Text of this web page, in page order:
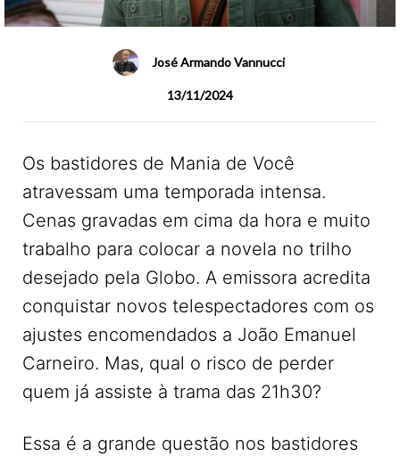
José Armando Vannucci
13/11/2024
Os bastidores de Mania de Você
atravessam uma temporada intensa.
Cenas gravadas em cima da hora e muito
trabalho para colocar a novela no trilho
desejado pela Globo. A emissora acredita
conquistar novos telespectadores com os
ajustes encomendados a João Emanuel
Carneiro. Mas, qual o risco de perder
quem já assiste à trama das 21h30?
Essa é a grande questão nos bastidores